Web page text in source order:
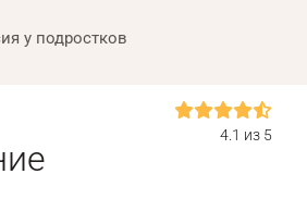
у подростков
4.1 из 5